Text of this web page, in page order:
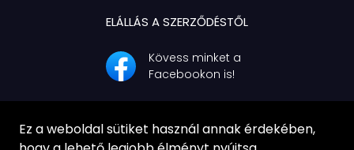
ELÁLLÁS A SZERZŐDÉSTŐL
Kövess minket a
Facebookon is!
Ez a weboldal sütiket használ annak érdekében,